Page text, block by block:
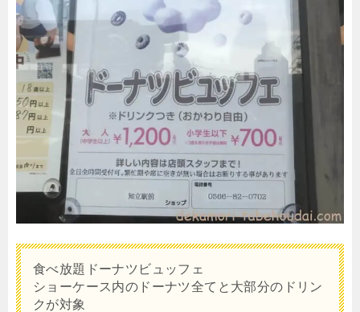
食べ放題ドーナツビュッフェ
ショーケース内のドーナツ全てと大部分のドリン
クが対象